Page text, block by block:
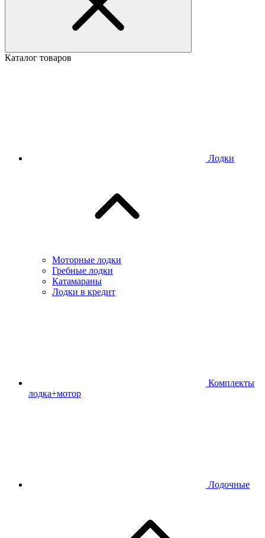
Каталог товаров
Лодки
Моторные лодки
Гребные лодки
Катамараны
Лодки в кредит
Комплекты
лодка+мотор
Лодочные